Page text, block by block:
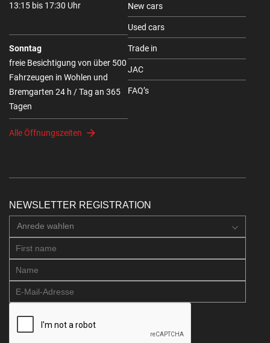
13:15 bis 17:30 Uhr
Sonntag
freie Besichtigung von über 500
Fahrzeugen in Wohlen und
Bremgarten 24 h / Tag an 365
Tagen
Alle Öffnungszeiten
New cars
Used cars
Trade in
JAC
FAQ’s
NEWSLETTER REGISTRATION
Anrede wahlen